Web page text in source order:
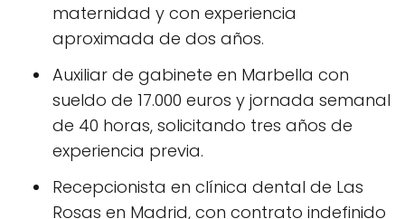
maternidad y con experiencia
aproximada de dos años.
Auxiliar de gabinete en Marbella con
sueldo de 17.000 euros y jornada semanal
de 40 horas, solicitando tres años de
experiencia previa.
Recepcionista en clínica dental de Las
Rosas en Madrid, con contrato indefinido